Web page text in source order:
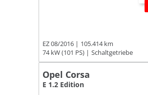
EZ 08/2016
105.414 km
74 kW (101 PS)
Schaltgetriebe
Opel Corsa
E 1.2 Edition